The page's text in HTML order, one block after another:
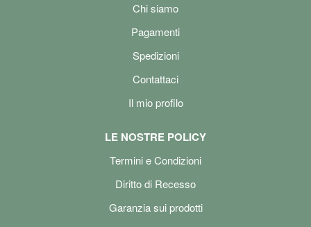
Chi siamo
Pagamenti
Spedizioni
Contattaci
Il mio profilo
LE NOSTRE POLICY
Termini e Condizioni
Diritto di Recesso
Garanzia sui prodotti